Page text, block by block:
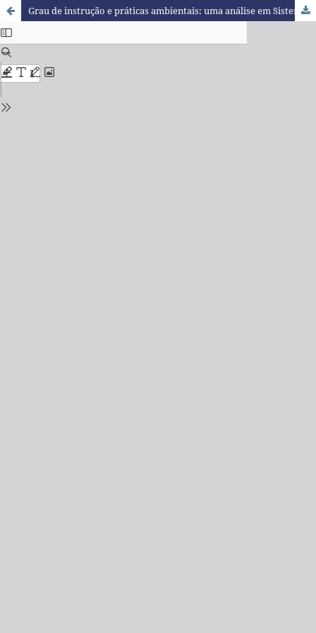
Grau de instrução e práticas ambientais: uma análise em Sistemas de Produção Leiteiros no Paraná